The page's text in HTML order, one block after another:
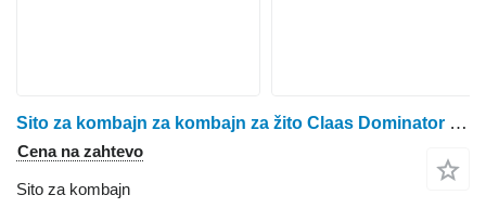
Sito za kombajn za kombajn za žito Claas Dominator 108
Cena na zahtevo
Sito za kombajn